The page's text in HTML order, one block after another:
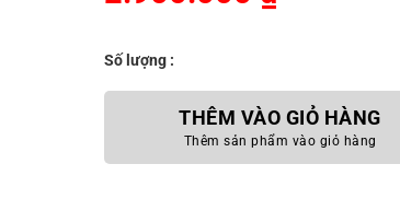
Số lượng :
THÊM VÀO GIỎ HÀNG
Thêm sản phẩm vào giỏ hàng